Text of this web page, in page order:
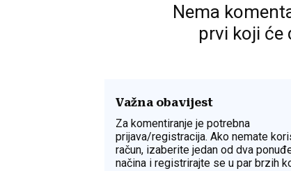
Nema
prvi koji će
Važna obavijest
Za komentiranje je potrebna
prijava/registracija. Ako nemate
račun, izaberite jedan od dva
načina i registrirajte se u par brzih